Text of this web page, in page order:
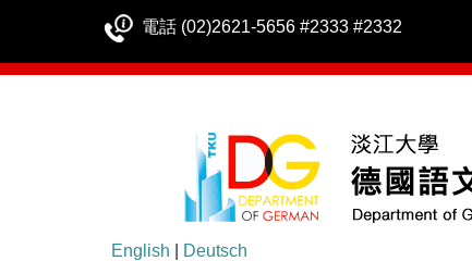
電話 (02)2621-5656 #2333 #2332
English Deutsch